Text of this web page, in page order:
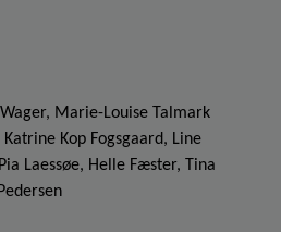
Marie-Louise Talmark
Katrine Kop Fogsgaard, Line
Laessøe, Helle Fæster, Tina